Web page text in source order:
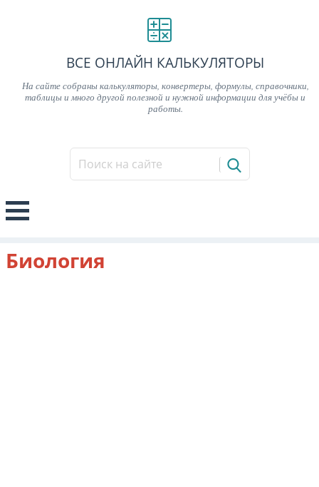
ВСЕ ОНЛАЙН КАЛЬКУЛЯТОРЫ
На сайте собраны калькуляторы, конвертеры, формулы, справочники,
таблицы и много другой полезной и нужной информации для учёбы и
работы.
Биология